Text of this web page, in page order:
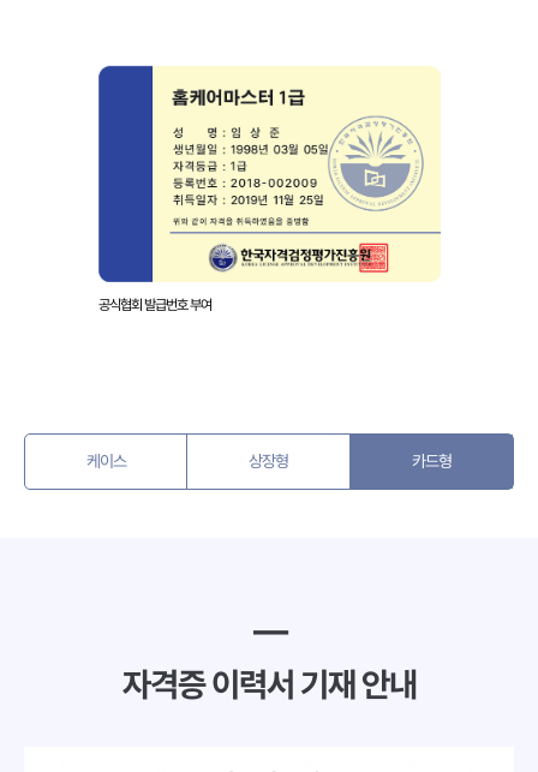
케이스 상장형 카드형
━
자격증 이력서 기재 안내